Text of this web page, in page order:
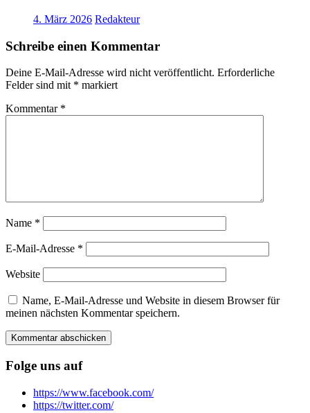
4. März 2026 Redakteur
Schreibe einen Kommentar
Deine E-Mail-Adresse wird nicht veröffentlicht. Erforderliche
Felder sind mit * markiert
Kommentar *
Name *
E-Mail-Adresse *
Website
Name, E-Mail-Adresse und Website in diesem Browser für
meinen nächsten Kommentar speichern.
Folge uns auf
https://www.facebook.com/
https://twitter.com/